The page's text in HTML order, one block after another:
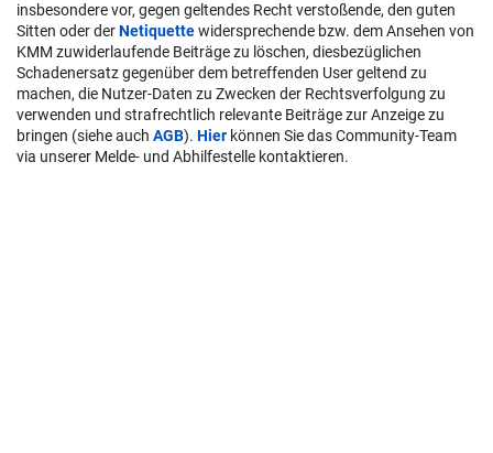
insbesondere vor, gegen geltendes Recht verstoßende, den guten
Sitten oder derNetiquettewidersprechende bzw. dem Ansehen von
KMM zuwiderlaufende Beiträge zu löschen, diesbezüglichen
Schadenersatz gegenüber dem betreffenden User geltend zu
machen, die Nutzer-Daten zu Zwecken der Rechtsverfolgung zu
verwenden und strafrechtlich relevante Beiträge zur Anzeige zu
bringen (siehe auch AGB). Hier können Sie das Community-Team
via unserer Melde- und Abhilfestelle kontaktieren.